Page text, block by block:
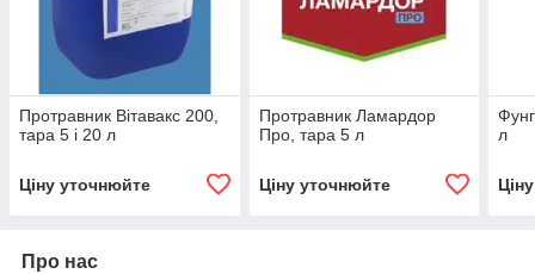
Протравник Вітавакс 200,
тара 5 і 20 л
Ціну уточнюйте
Протравник Ламардор
Про, тара 5 л
Ціну уточнюйте
л
Про нас